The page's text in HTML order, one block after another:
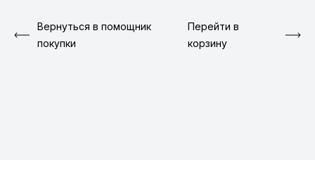
Вернуться в помощник
покупки
Перейти в
корзину